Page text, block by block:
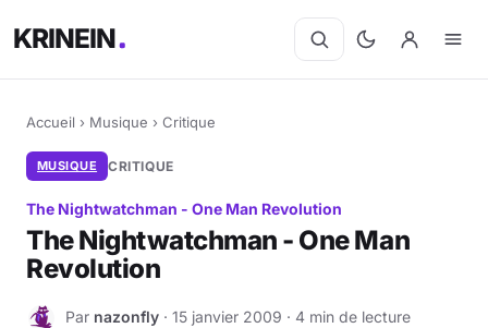
KRINEIN
Accueil › Musique › Critique
MUSIQUE CRITIQUE
The Nightwatchman - One Man Revolution
The Nightwatchman - One Man
Revolution
N Par nazonfly · 15 janvier 2009 · 4 min de lecture